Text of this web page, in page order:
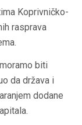
Koprivničko-
rasprava
biti
da država i
dodane